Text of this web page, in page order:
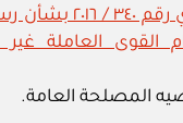
القرار الوزاري
القوى العاملة غير
المصلحة العامة.